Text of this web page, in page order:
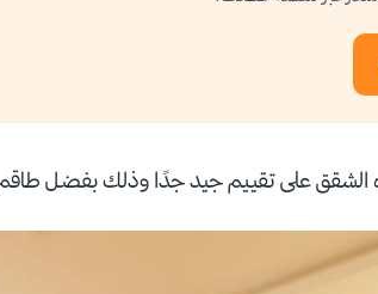
على تقييم جيد جدًا وذلك بفضل طاقم